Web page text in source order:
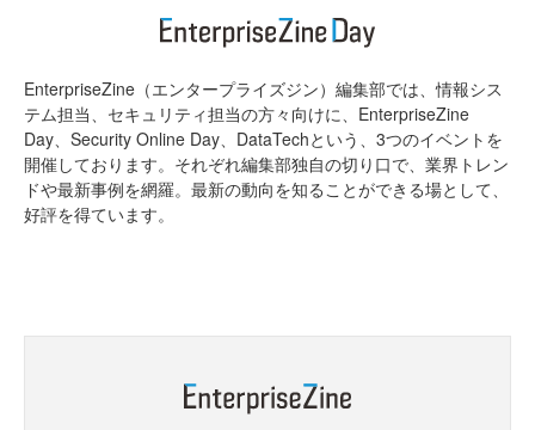
EnterpriseZine（エンタープライズジン）編集部では、情報シス
テム担当、セキュリティ担当の方々向けに、EnterpriseZine
Day、Security Online Day、DataTechという、3つのイベントを
開催しております。それぞれ編集部独自の切り口で、業界トレン
ドや最新事例を網羅。最新の動向を知ることができる場として、
好評を得ています。